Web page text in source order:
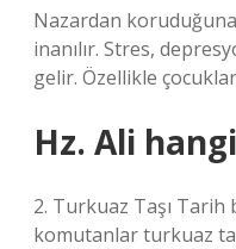
Nazardan koruduğuna
inanılır. Stres,
gelir. Özellikle
Hz. Ali
2. Turkuaz Taşı
komutanlar turkuaz